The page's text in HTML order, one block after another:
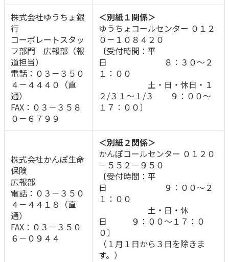
株式会社ゆうちょ銀
行
コーポレートスタッ
フ部門 広報部（報
道担当）
電話：０３－３５０
４－４４４０（直
通）
FAX：０３－３５８
０－６７９９
＜別紙１関係＞
ゆうちょコールセンター ０１２
０－１０８４２０
〔受付時間：平
日 ８：３０～２
１：００
土・日・休日・１
２/３１～１/３ ９：００～
１７：００〕
株式会社かんぽ生命
保険
広報部
電話：０３－３５０
４－４４１８（直
通）
FAX：０３－３５０
６－０９４４
＜別紙２関係＞
かんぽコールセンター ０１２０
－５５２－９５０
〔受付時間：平
日 ９：００～２
１：００
土・日・休
日 ９：００～１７：０
０〕
（１月１日から３日を除きま
す。）